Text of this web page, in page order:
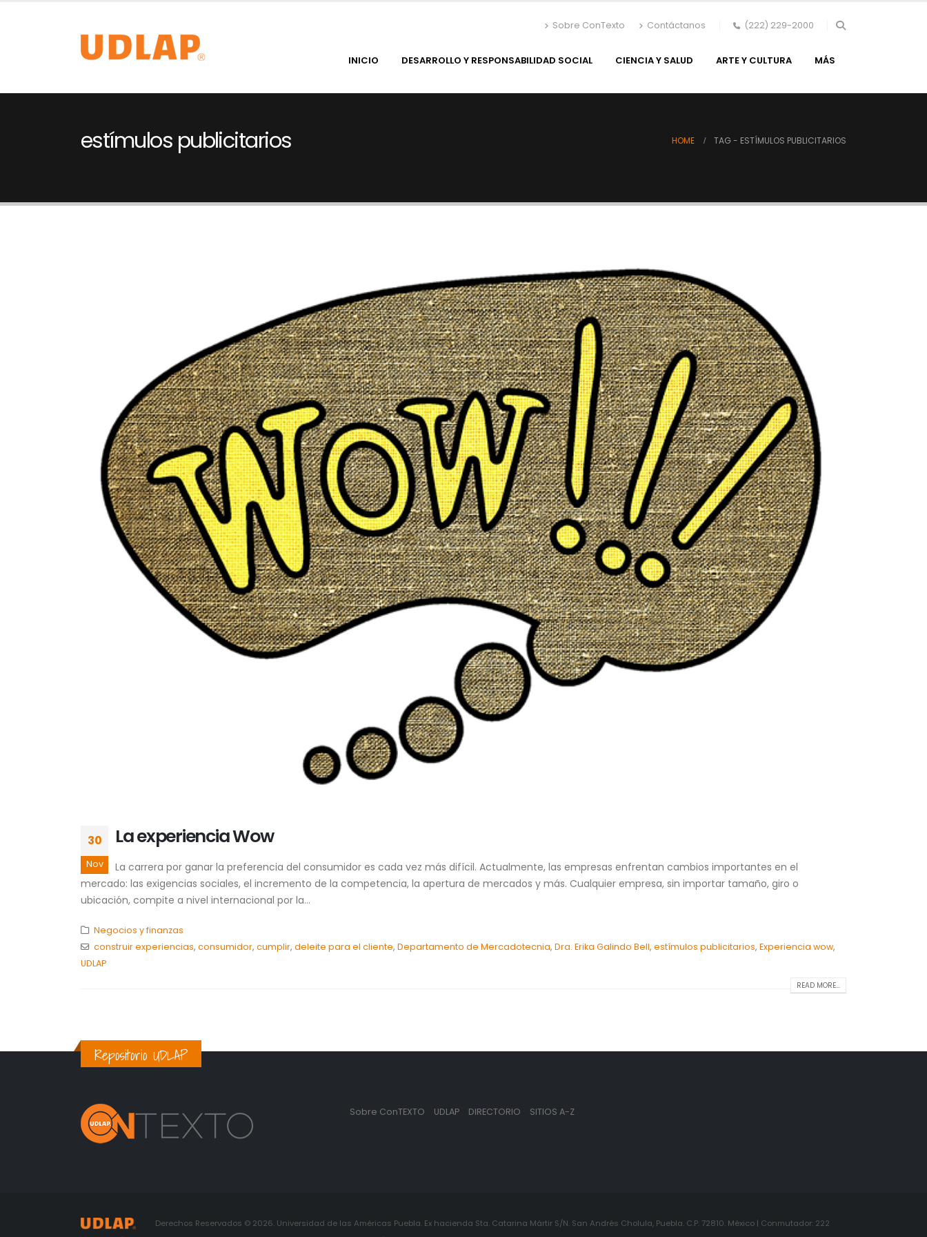
Sobre ConTexto Contáctanos (222) 229-2000
INICIO DESARROLLO Y RESPONSABILIDAD SOCIAL CIENCIA Y SALUD ARTE Y CULTURA MÁS
estímulos publicitarios HOME TAG - ESTÍMULOS PUBLICITARIOS
30
Nov
La experiencia Wow
La carrera por ganar la preferencia del consumidor es cada vez más difícil. Actualmente, las empresas enfrentan cambios importantes en el
mercado: las exigencias sociales, el incremento de la competencia, la apertura de mercados y más. Cualquier empresa, sin importar tamaño, giro o
ubicación, compite a nivel internacional por la...
Negocios y finanzas
construir experiencias, consumidor, cumplir, deleite para el cliente, Departamento de Mercadotecnia, Dra. Erika Galindo Bell, estímulos publicitarios, Experiencia wow,
UDLAP
READ MORE...
Repositorio UDLAP
Sobre ConTEXTO UDLAP DIRECTORIO SITIOS A-Z
Derechos Reservados © 2026. Universidad de las Américas Puebla. Ex hacienda Sta. Catarina Mártir S/N. San Andrés Cholula, Puebla. C.P. 72810. México | Conmutador: 222